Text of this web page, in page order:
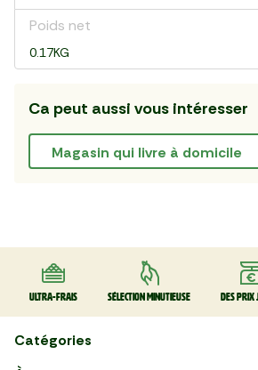
Poids net
0.17KG
Ca peut aussi vous intéresser
magasin qui livre à domicile
Ultra-frais Sélection minutieuse Des prix
Catégories
Faire ses courses en ligne